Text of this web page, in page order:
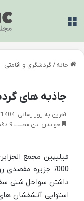
خانه /گردشگری و اقامتی
جاذبه های
آخرین به روز رسانی: 09/03/1404
خواندن این مطلب 9 دقیقه زمان میبرد
فیلیپین مجمع
7000 جزیره
داشتن سواحل شنی
استوایی آتشفشان